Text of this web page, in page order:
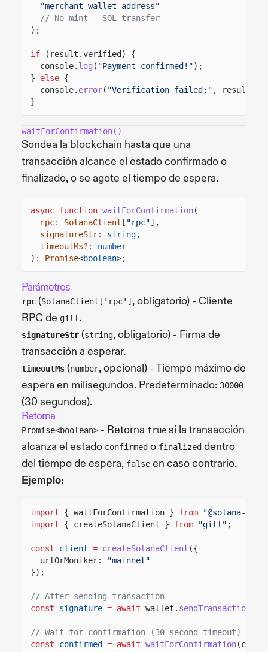
"merchant-wallet-address"
// No mint = SOL transfer
);
if
(result.verified) {
console. log ( "Payment confirmed!");
}
else {
console. error( "Verification failed:" ,
}
waitForConfirmation()
Sondea la blockchain hasta que una
transacción alcance el estado confirmado o
finalizado, o se agote el tiempo de espera.
async function waitForConfirmation(
rpc: SolanaClient [ "rpc"],
signatureStr: string,
timeoutMs?:
number
) : Promise<boolean>;
Parámetros
rpc (SolanaClient['rpc'] , obligatorio) - Cliente
RPC de gill .
signatureStr (string, obligatorio) - Firma de
transacción a esperar.
timeoutMs (number, opcional) - Tiempo máximo de
espera en milisegundos. Predeterminado: 30000
(30 segundos).
Retorna
Promise<boolean> - Retorna true si la transacción
alcanza el estado confirmed o finalized dentro
del tiempo de espera, false en caso contrario.
Ejemplo:
import { waitForConfirmation } from
"@solana-
import
{ createSolanaClient } from "gill" ;
const client = createSolanaClient ({
urlOrMoniker:
"mainnet"
});
// After sending transaction
const
signature = await wallet. sendTransaction
// Wait for confirmation (30 second timeout)
const
confirmed = await waitForConfirmation